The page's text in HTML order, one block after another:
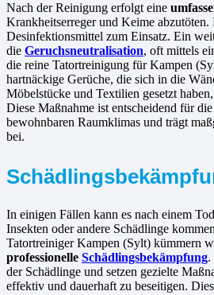
Nach der Reinigung erfolgt eine
Krankheitserreger und Keime
Desinfektionsmittel zum Einsatz. Ein
die Geruchsneutralisation, oft mittels
die reine Tatortreinigung für Kampen
hartnäckige Gerüche, die sich in die
Möbelstücke und Textilien gesetzt
Diese Maßnahme ist entscheidend für
bewohnbaren Raumklimas und trägt
bei.
In einigen Fällen kann es nach einem
Insekten oder andere Schädlinge
Tatortreiniger Kampen (Sylt) kümmern
professionelle Schädlingsbekämpfung.
der Schädlinge und setzen gezielte
effektiv und dauerhaft zu beseitigen.